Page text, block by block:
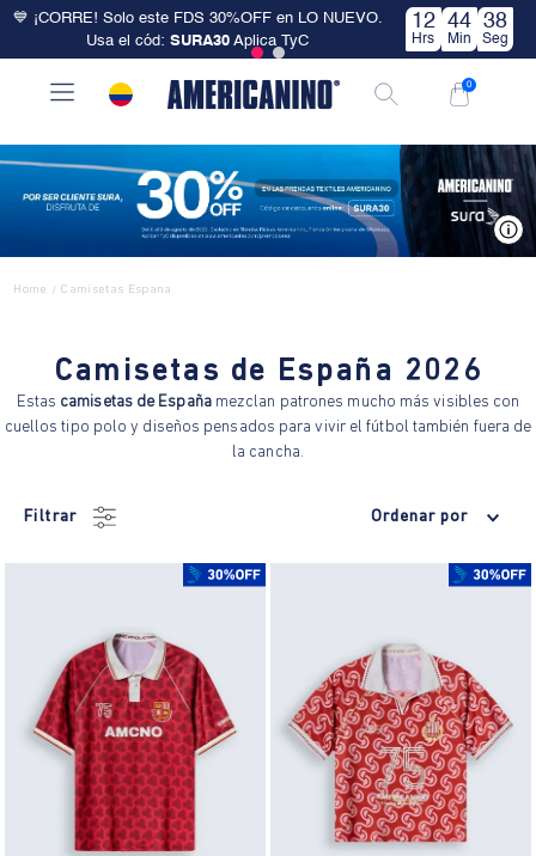
💙 ¡CORRE! Solo este FDS 30%OFF en LO NUEVO.
Usa el cód:SURA30 Aplica TyC
12
Hrs
44
Min
38
Seg
0
Home / Camisetas Espana
Camisetas de España 2026
Estas camisetas de Españamezclan patrones mucho más visibles con
cuellos tipo polo y diseños pensados para vivir el fútbol también fuera de
la cancha.
Filtrar Ordenar por